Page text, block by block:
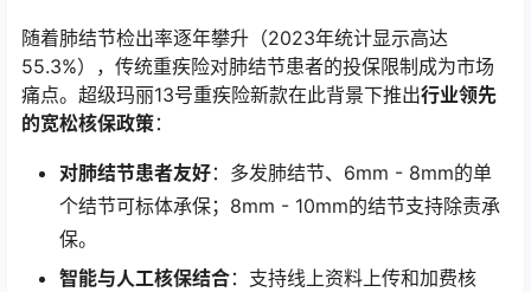
随着肺结节检出率逐年攀升（2023年统计显示高达
55.3%），传统重疾险对肺结节患者的投保限制成为市场
痛点。超级玛丽13号重疾险新款在此背景下推出行业领先
的宽松核保政策：
对肺结节患者友好：多发肺结节、6mm - 8mm的单
个结节可标体承保；8mm - 10mm的结节支持除责承
保。
智能与人工核保结合：支持线上资料上传和加费核